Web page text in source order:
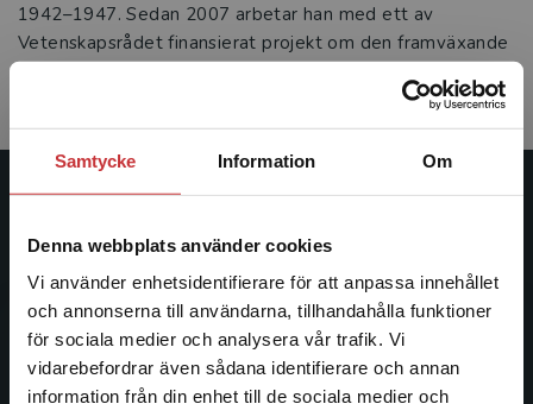
Samtycke Information Om
Denna webbplats använder cookies
Vi använder enhetsidentifierare för att anpassa innehållet
och annonserna till användarna, tillhandahålla funktioner
för sociala medier och analysera vår trafik. Vi
vidarebefordrar även sådana identifierare och annan
information från din enhet till de sociala medier och
Begränsad fraktregion
1942–1947. Sedan 2007 arbetar han med ett av
Vetenskapsrådet finansierat projekt om den framväxande
ledande utbildningsförlag. Med läromedel, kurslitteratur,
facklitteratur, utbildningar och digitala
informationstjänster i utbudet, finns Studentlitteratur med
längs hela kunskapsresan.